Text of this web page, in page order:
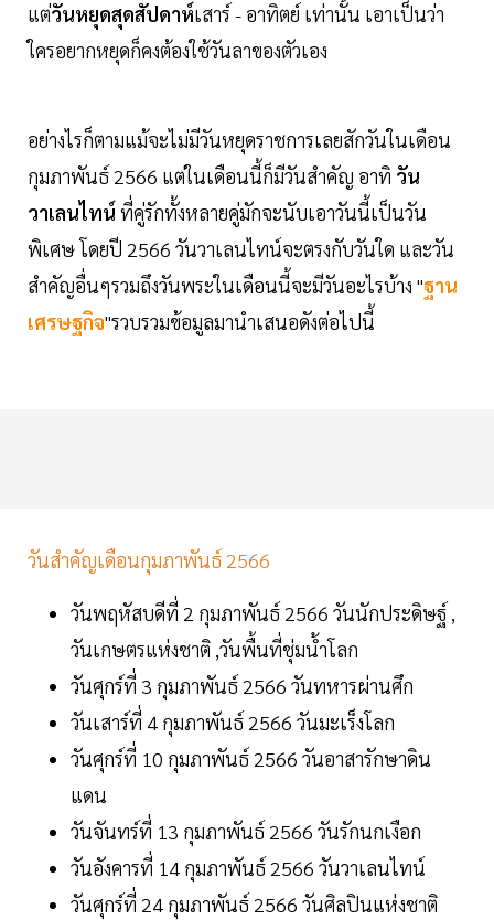
แต่วันหยุดสุดสัปดาห์เสาร์ - อาทิตย์ เท่านั้น เอาเป็นว่า
ใครอยากหยุดก็คงต้องใช้วันลาของตัวเอง
อย่างไรก็ตามแม้จะไม่มีวันหยุดราชการเลยสักวันในเดือน
กุมภาพันธ์ 2566 แต่ในเดือนนี้ก็มีวันสำคัญ อาทิ วัน
วาเลนไทน์ ที่คู่รักทั้งหลายคู่มักจะนับเอาวันนี้เป็นวัน
พิเศษ โดยปี 2566 วันวาเลนไทน์จะตรงกับวันใด และวัน
สำคัญอื่นๆรวมถึงวันพระในเดือนนี้จะมีวันอะไรบ้าง "ฐาน
เศรษฐกิจ"รวบรวมข้อมูลมานำเสนอดังต่อไปนี้
วันสำคัญเดือนกุมภาพันธ์ 2566
วันพฤหัสบดีที่ 2 กุมภาพันธ์ 2566 วันนักประดิษฐ์ ,
วันเกษตรแห่งชาติ ,วันพื้นที่ชุ่มน้ำโลก
วันศุกร์ที่ 3 กุมภาพันธ์ 2566 วันทหารผ่านศึก
วันเสาร์ที่ 4 กุมภาพันธ์ 2566 วันมะเร็งโลก
วันศุกร์ที่ 10 กุมภาพันธ์ 2566 วันอาสารักษาดิน
แดน
วันจันทร์ที่ 13 กุมภาพันธ์ 2566 วันรักนกเงือก
วันอังคารที่ 14 กุมภาพันธ์ 2566 วันวาเลนไทน์
วันศุกร์ที่ 24 กุมภาพันธ์ 2566 วันศิลปินแห่งชาติ